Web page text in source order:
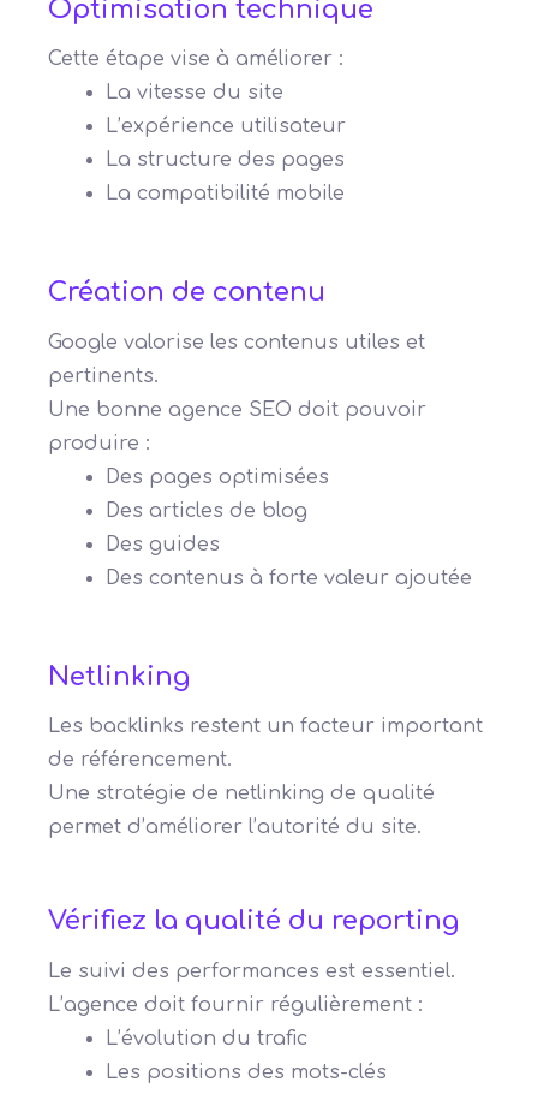
Optimisation technique
Cette étape vise à améliorer :
La vitesse du site
L’expérience utilisateur
La structure des pages
La compatibilité mobile
Création de contenu
Google valorise les contenus utiles et
pertinents.
Une bonne agence SEO doit pouvoir
produire :
Des pages optimisées
Des articles de blog
Des guides
Des contenus à forte valeur ajoutée
Netlinking
Les backlinks restent un facteur important
de référencement.
Une stratégie de netlinking de qualité
permet d’améliorer l’autorité du site.
Vérifiez la qualité du reporting
Le suivi des performances est essentiel.
L’agence doit fournir régulièrement :
L’évolution du trafic
Les positions des mots-clés